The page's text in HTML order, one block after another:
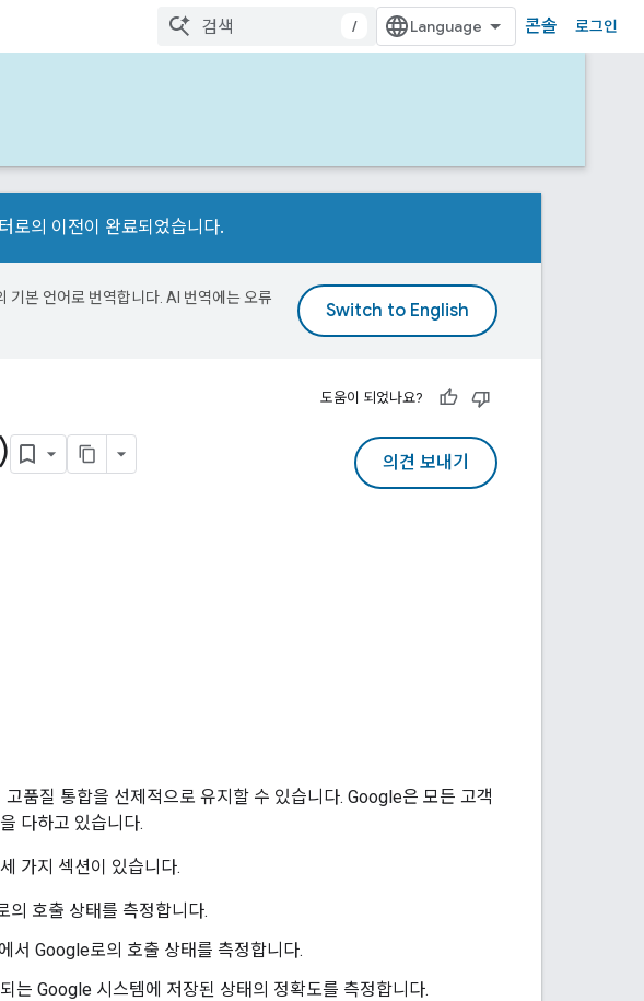
/ 콘솔 로그인
로의 이전이 완료되었습니다.
기본 언어로 번역합니다. AI 번역에는 오류
도움이 되었나요?
의견 보내기
품질 통합을 선제적으로 유지할 수 있습니다. Google은 모든 고객
다하고 있습니다.
가지 섹션이 있습니다.
의 호출 상태를 측정합니다.
서 Google로의 호출 상태를 측정합니다.
는 Google 시스템에 저장된 상태의 정확도를 측정합니다.